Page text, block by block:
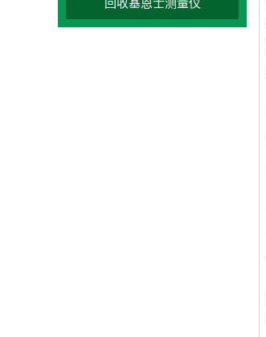
回收基恩士测量仪